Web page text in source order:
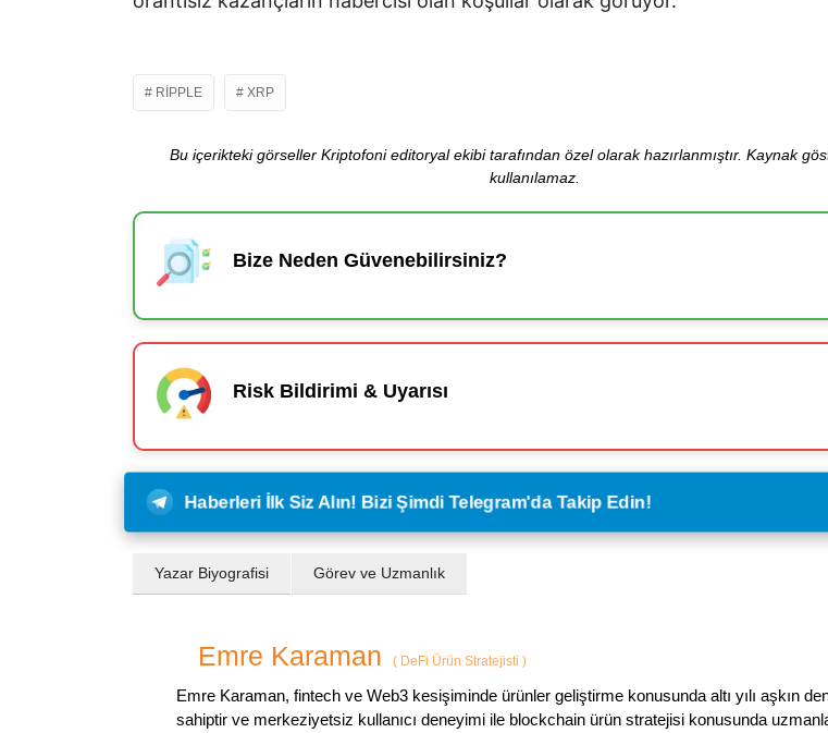
RIPPLE XRP
Bu içerikteki görseller Kriptofoni editoryal ekibi tarafından özel olarak hazırlanmıştır. Kaynak
kullanılamaz.
Bize Neden Güvenebilirsiniz?
Risk Bildirimi & Uyarısı
Haberleri İlk Siz Alın! Bizi Şimdi Telegram'da Takip Edin!
Yazar Biyografisi Görev ve Uzmanlık
Emre Karaman ( DeFi Ürün Stratejisti )
Emre Karaman, fintech ve Web3 kesişiminde ürünler geliştirme konusunda altı yılı aşkın
sahiptir ve merkeziyetsiz kullanıcı deneyimi ile blockchain ürün stratejisi konusunda